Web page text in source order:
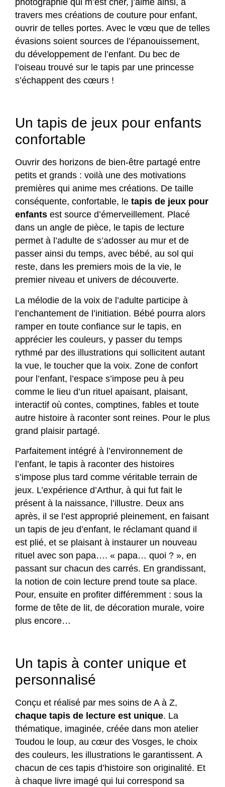
photographie qui m’est cher, j’aime ainsi, à
travers mes créations de couture pour enfant,
ouvrir de telles portes. Avec le vœu que de telles
évasions soient sources de l’épanouissement,
du développement de l’enfant. Du bec de
l’oiseau trouvé sur le tapis par une princesse
s’échappent des cœurs !
Un tapis de jeux pour enfants
confortable
Ouvrir des horizons de bien-être partagé entre
petits et grands : voilà une des motivations
premières qui anime mes créations. De taille
conséquente, confortable, le tapis de jeux pour
enfants est source d’émerveillement. Placé
dans un angle de pièce, le tapis de lecture
permet à l’adulte de s’adosser au mur et de
passer ainsi du temps, avec bébé, au sol qui
reste, dans les premiers mois de la vie, le
premier niveau et univers de découverte.
La mélodie de la voix de l’adulte participe à
l’enchantement de l’initiation. Bébé pourra alors
ramper en toute confiance sur le tapis, en
apprécier les couleurs, y passer du temps
rythmé par des illustrations qui sollicitent autant
la vue, le toucher que la voix. Zone de confort
pour l’enfant, l’espace s’impose peu à peu
comme le lieu d’un rituel apaisant, plaisant,
interactif où contes, comptines, fables et toute
autre histoire à raconter sont reines. Pour le plus
grand plaisir partagé.
Parfaitement intégré à l’environnement de
l’enfant, le tapis à raconter des histoires
s’impose plus tard comme véritable terrain de
jeux. L’expérience d’Arthur, à qui fut fait le
présent à la naissance, l’illustre. Deux ans
après, il se l’est approprié pleinement, en faisant
un tapis de jeu d’enfant, le réclamant quand il
est plié, et se plaisant à instaurer un nouveau
rituel avec son papa…. « papa… quoi ? », en
passant sur chacun des carrés. En grandissant,
la notion de coin lecture prend toute sa place.
Pour, ensuite en profiter différemment : sous la
forme de tête de lit, de décoration murale, voire
plus encore…
Un tapis à conter unique et
personnalisé
Conçu et réalisé par mes soins de A à Z,
chaque tapis de lecture est unique. La
thématique, imaginée, créée dans mon atelier
Toudou le loup, au cœur des Vosges, le choix
des couleurs, les illustrations le garantissent. A
chacun de ces tapis d’histoire son originalité. Et
à chaque livre imagé qui lui correspond sa